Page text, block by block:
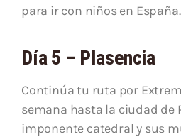
para ir con niños en España.
Día 5 – Plasencia
Continúa tu ruta por
semana hasta la ciudad de
imponente catedral y sus